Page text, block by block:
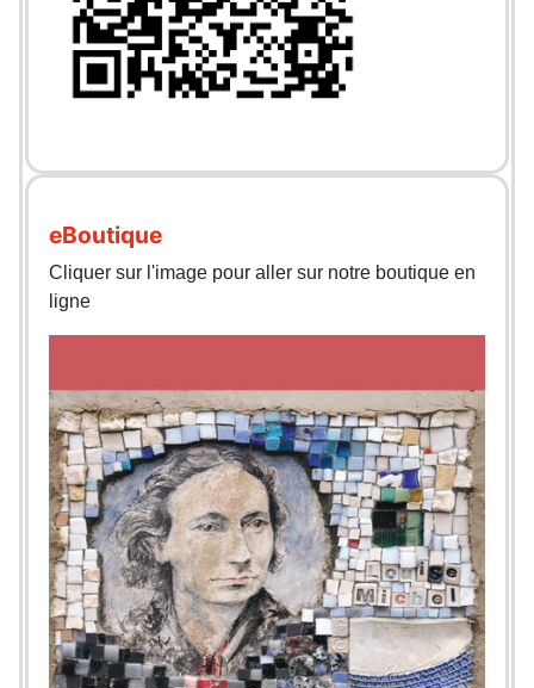
eBoutique
Cliquer sur l'image pour aller sur notre boutique en
ligne